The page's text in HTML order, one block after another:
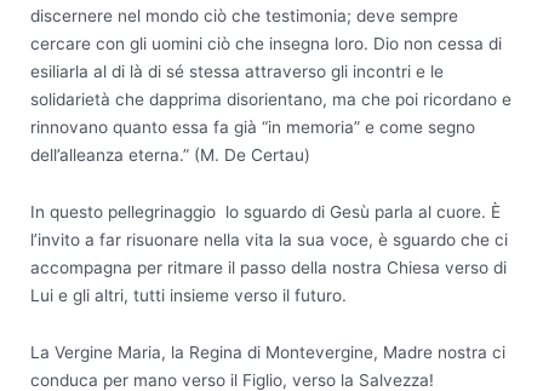
discernere nel mondo ciò che testimonia; deve sempre
cercare con gli uomini ciò che insegna loro. Dio non cessa di
esiliarla al di là di sé stessa attraverso gli incontri e le
solidarietà che dapprima disorientano, ma che poi ricordano e
rinnovano quanto essa fa già “in memoria” e come segno
dell’alleanza eterna.” (M. De Certau)
In questo pellegrinaggio lo sguardo di Gesù parla al cuore. È
l’invito a far risuonare nella vita la sua voce, è sguardo che ci
accompagna per ritmare il passo della nostra Chiesa verso di
Lui e gli altri, tutti insieme verso il futuro.
La Vergine Maria, la Regina di Montevergine, Madre nostra ci
conduca per mano verso il Figlio, verso la Salvezza!